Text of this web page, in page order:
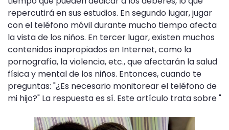
repercutirá en sus estudios. En segundo lugar, jugar
con el teléfono móvil durante mucho tiempo afecta
la vista de los niños. En tercer lugar, existen muchos
contenidos inapropiados en Internet, como la
pornografía, la violencia, etc., que afectarán la salud
física y mental de los niños. Entonces, cuando te
preguntas: "¿Es necesario monitorear el teléfono de
mi hijo?" La respuesta es sí. Este artículo trata sobre "